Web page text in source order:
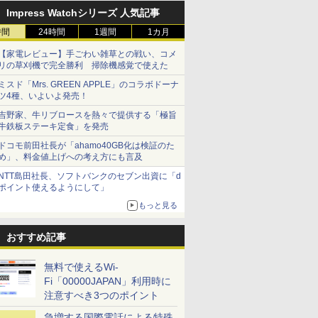
Impress Watchシリーズ 人気記事
24時間 1週間 1カ月
家電レビュー】手ごわい雑草との戦い、コメ
の草刈機で完全勝利 掃除機感覚で使えた
スド「Mrs. GREEN APPLE」のコラボドーナ
4種、いよいよ発売！
野家、牛リブロースを熱々で提供する「極旨
鉄板ステーキ定食」を発売
コモ前田社長が「ahamo40GB化は検証のた
」、料金値上げへの考え方にも言及
島田社長、ソフトバンクのセブン出資に「d
イント使えるようにして」
もっと見る
おすすめ記事
無料で使えるWi-
Fi「00000JAPAN」利用時に
注意すべき3つのポイント